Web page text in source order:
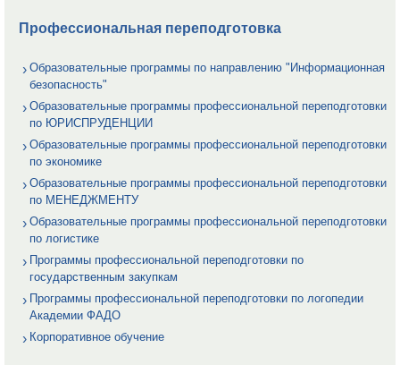
Профессиональная переподготовка
Образовательные программы по направлению "Информационная
безопасность"
Образовательные программы профессиональной переподготовки
по ЮРИСПРУДЕНЦИИ
Образовательные программы профессиональной переподготовки
по экономике
Образовательные программы профессиональной переподготовки
по МЕНЕДЖМЕНТУ
Образовательные программы профессиональной переподготовки
по логистике
Программы профессиональной переподготовки по
государственным закупкам
Программы профессиональной переподготовки по логопедии
Академии ФАДО
Корпоративное обучение